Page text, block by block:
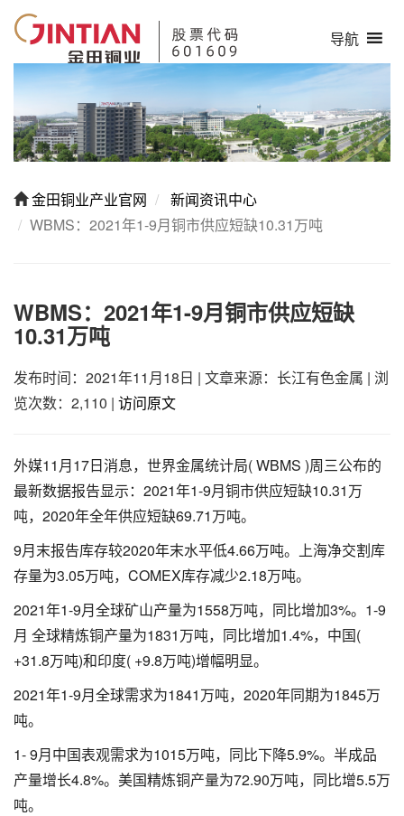
导航
金田铜业产业官网
新闻资讯中心
WBMS：2021年1-9月铜市供应短缺10.31万吨
WBMS：2021年1-9月铜市供应短缺
10.31万吨
发布时间：2021年11月18日 | 文章来源：长江有色金属 | 浏
览次数：2,110 | 访问原文
外媒11月17日消息，世界金属统计局( WBMS )周三公布的
最新数据报告显示：2021年1-9月铜市供应短缺10.31万
吨，2020年全年供应短缺69.71万吨。
9月末报告库存较2020年末水平低4.66万吨。上海净交割库
存量为3.05万吨，COMEX库存减少2.18万吨。
2021年1-9月全球矿山产量为1558万吨，同比增加3%。1-9
月 全球精炼铜产量为1831万吨，同比增加1.4%，中国(
+31.8万吨)和印度( +9.8万吨)增幅明显。
2021年1-9月全球需求为1841万吨，2020年同期为1845万
吨。
1- 9月中国表观需求为1015万吨，同比下降5.9%。半成品
产量增长4.8%。美国精炼铜产量为72.90万吨，同比增5.5万
吨。